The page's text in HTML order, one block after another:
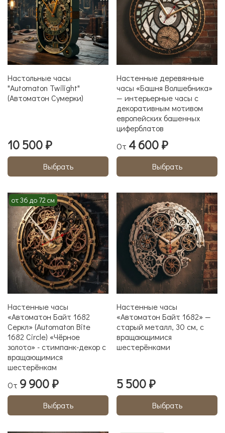
Настольные часы
"Аutomaton Twilight"
(Автоматон Сумерки)
10 500 ₽
Выбрать
Настенные деревянные
часы «Башня Волшебника»
— интерьерные часы с
декоративным мотивом
европейских башенных
циферблатов
От 4 600 ₽
Выбрать
от 36 до 72 см
Настенные часы
«Автоматон Байт 1682
Серкл» (Automaton Bite
1682 Circle) «Чёрное
золото» - стимпанк-декор с
вращающимися
шестерёнкам
От 9 900 ₽
Выбрать
Настенные часы
«Автоматон Байт 1682» —
старый металл, 30 см, с
вращающимися
шестерёнками
5 500 ₽
Выбрать